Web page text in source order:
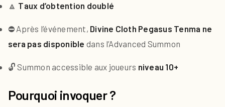
🔼 Taux d’obtention doublé
⛔ Après l’événement, Divine Cloth Pegasus Tenma ne
sera pas disponible dans l’Advanced Summon
🔓 Summon accessible aux joueurs niveau 10+
Pourquoi invoquer ?